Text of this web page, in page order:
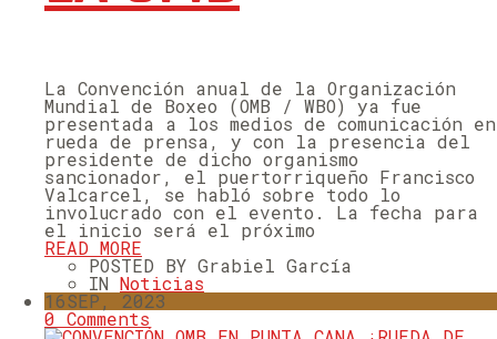
La Convención anual de la Organización
Mundial de Boxeo (OMB / WBO) ya fue
presentada a los medios de comunicación en
rueda de prensa, y con la presencia del
presidente de dicho organismo
sancionador, el puertorriqueño Francisco
Valcarcel, se habló sobre todo lo
involucrado con el evento. La fecha para
el inicio será el próximo
READ MORE
POSTED BY Grabiel García
IN Noticias
16SEP, 2023
0 Comments